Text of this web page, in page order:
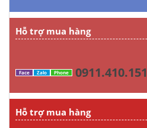
Hỗ trợ mua hàng
Face Zalo Phone 0911.410.151
Hỗ trợ mua hàng